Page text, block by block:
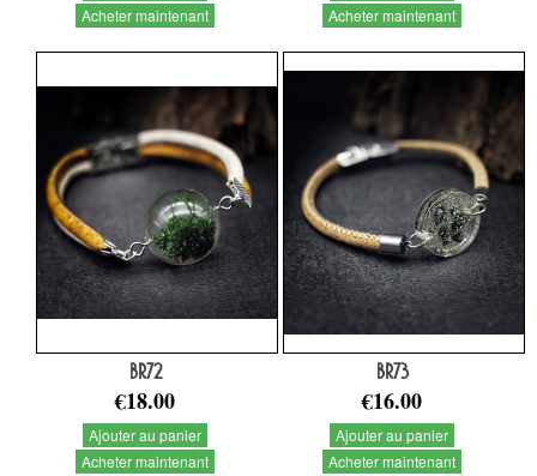
Acheter maintenant
Acheter maintenant
BR72
€18.00
Ajouter au panier
Acheter maintenant
BR73
€16.00
Ajouter au panier
Acheter maintenant